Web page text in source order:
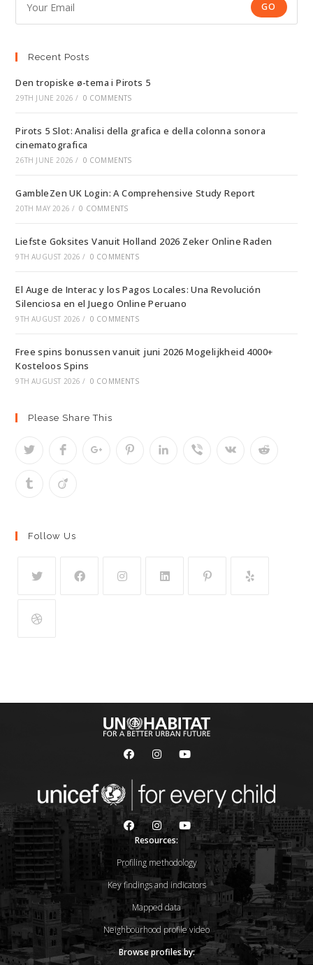
GO
Recent Posts
Den tropiske ø-tema i Pirots 5
29TH JUNE 2026 / 0 COMMENTS
Pirots 5 Slot: Analisi della grafica e della colonna sonora
cinematografica
26TH JUNE 2026 / 0 COMMENTS
GambleZen UK Login: A Comprehensive Study Report
20TH MAY 2026 / 0 COMMENTS
Liefste Goksites Vanuit Holland 2026 Zeker Online Raden
9TH AUGUST 2026 / 0 COMMENTS
El Auge de Interac y los Pagos Locales: Una Revolución
Silenciosa en el Juego Online Peruano
9TH AUGUST 2026 / 0 COMMENTS
Free spins bonussen vanuit juni 2026 Mogelijkheid 4000+
Kosteloos Spins
9TH AUGUST 2026 / 0 COMMENTS
Please Share This
Follow Us
Resources:
Profiling methodology
Key findings and indicators
Mapped data
Neighbourhood profile video
Browse profiles by: